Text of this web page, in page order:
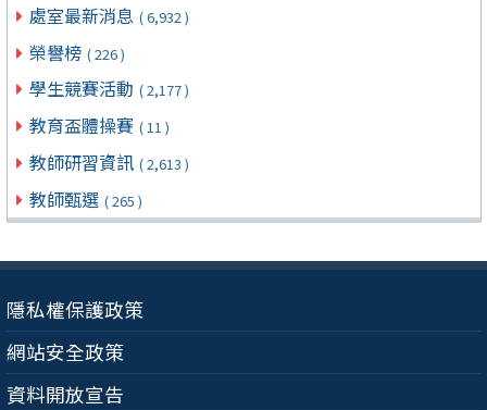
處室最新消息 ( 6,932 )
榮譽榜 ( 226 )
學生競賽活動 ( 2,177 )
教育盃體操賽 ( 11 )
教師研習資訊 ( 2,613 )
教師甄選 ( 265 )
隱私權保護政策
網站安全政策
資料開放宣告